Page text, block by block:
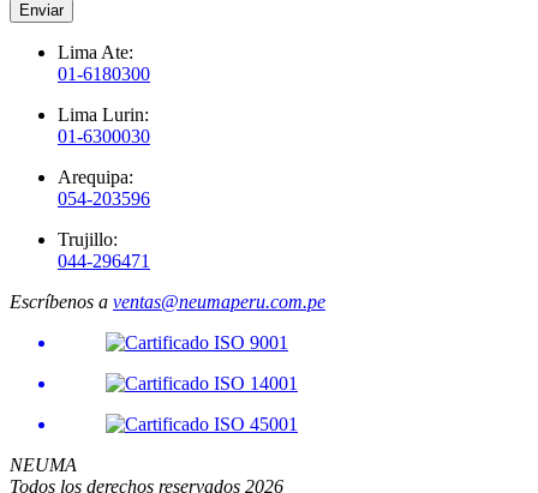
Enviar
Lima Ate:
01-6180300
Lima Lurin:
01-6300030
Arequipa:
054-203596
Trujillo:
044-296471
Escríbenos a ventas@neumaperu.com.pe
NEUMA
Todos los derechos reservados 2026